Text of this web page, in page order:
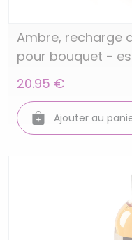
Ambre, recharge
pour bouquet -
20.95 €
Ajouter au